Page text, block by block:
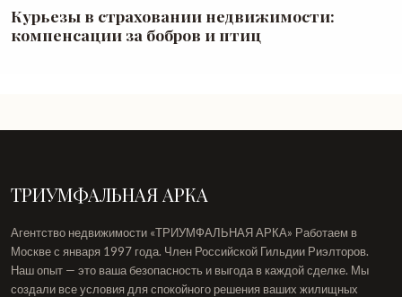
Курьезы в страховании недвижимости:
компенсации за бобров и птиц
ТРИУМФАЛЬНАЯ АРКА
Агентство недвижимости «ТРИУМФАЛЬНАЯ АРКА» Работаем в
Москве с января 1997 года. Член Российской Гильдии Риэлторов.
Наш опыт — это ваша безопасность и выгода в каждой сделке. Мы
создали все условия для спокойного решения ваших жилищных